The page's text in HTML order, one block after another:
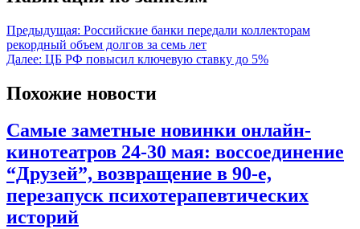
Предыдущая: Российские банки передали коллекторам
рекордный объем долгов за семь лет
Далее: ЦБ РФ повысил ключевую ставку до 5%
Похожие новости
Самые заметные новинки онлайн-
кинотеатров 24-30 мая: воссоединение
“Друзей”, возвращение в 90-е,
перезапуск психотерапевтических
историй